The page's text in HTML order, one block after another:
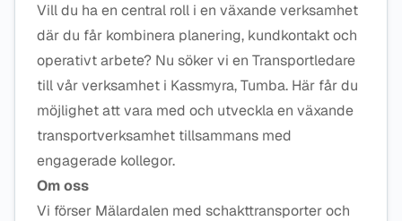
Vill du ha en central roll i en växande verksamhet
där du får kombinera planering, kundkontakt och
operativt arbete? Nu söker vi en Transportledare
till vår verksamhet i Kassmyra, Tumba. Här får du
möjlighet att vara med och utveckla en växande
transportverksamhet tillsammans med
engagerade kollegor.
Om oss
Vi förser Mälardalen med schakttransporter och